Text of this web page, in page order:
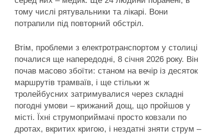
тому числі рятувальники та лікарі. Вони
потрапили під повторний обстріл.
Втім, проблеми з електротранспортом у столиці
почалися ще напередодні, 8 січня 2026 року. Він
почав масово збоїти: станом на вечір із десяток
маршрутів трамваїв, і ще стільки ж
тролейбусних затримувалися через складні
погодні умови – крижаний дощ, що пройшов у
місті. Їхні струмоприймачі просто ковзали по
дротах, вкритих кригою, і нездатні зняти струм –